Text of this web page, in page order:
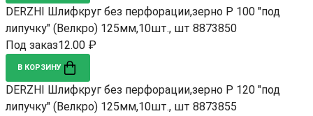
DERZHI Шлифкруг без перфорации,зерно Р 100 "под
липучку" (Велкро) 125мм,10шт., шт 8873850
Под заказ12.00 ₽
В КОРЗИНУ
DERZHI Шлифкруг без перфорации,зерно Р 120 "под
липучку" (Велкро) 125мм,10шт., шт 8873855